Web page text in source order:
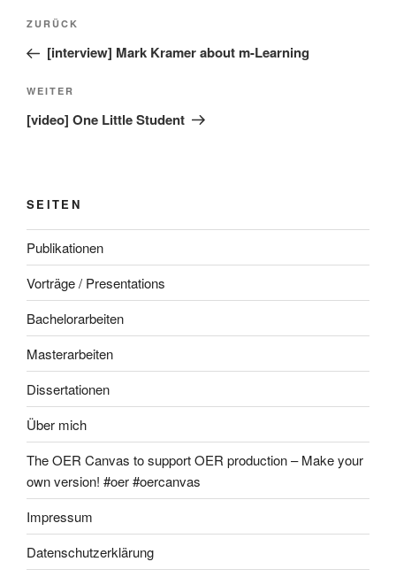
Beitragsnavigation
Vorheriger
Beitrag
ZURÜCK
[interview] Mark Kramer about m-Learning
Nächster
Beitrag
WEITER
[video] One Little Student
SEITEN
Publikationen
Vorträge / Presentations
Bachelorarbeiten
Masterarbeiten
Dissertationen
Über mich
The OER Canvas to support OER production – Make your
own version! #oer #oercanvas
Impressum
Datenschutzerklärung